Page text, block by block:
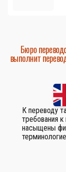
Бюро
выполнит
К переводу
требования к
насыщены